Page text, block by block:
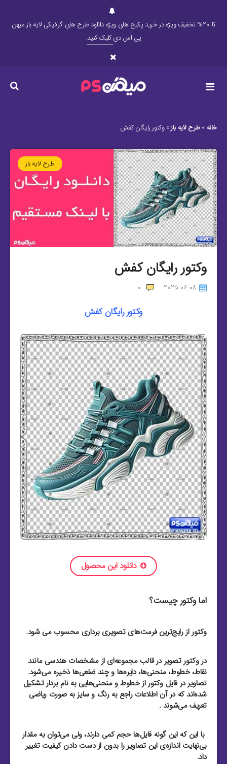
تا 20% تخفیف ویژه در خرید پکیج های ویژه دانلود طرح های گرافیکی لایه باز میهن
پی اس دیکلیک کنید.
خانه »طرح لایه باز»وکتور رایگان کفش
طرح لایه باز
وکتور رایگان کفش
2025-06-08
0
وکتور رایگان کفش
دانلود این محصول
اما وکتور چیست؟
وکتور از رایج‌ترین فرمت‌های تصویری برداری محسوب می شود.
در وکتور تصویر در قالب مجموعه‌ای از مشخصات هندسی مانند
نقاط، خطوط، منحنی‌ها، دایره‌ها و چند ضلعی‌ها ذخیره می‌شود.
تصاویر در فایل وکتور از خطوط و منحنی‌هایی به نام بردار تشکیل
شده‌اند که در آن اطلاعات راجع به رنگ و سایز به صورت ریاضی
تعریف می‌شوند .
با این که این گونه فایل‌ها حجم کمی دارند، ولی می‌توان به مقدار
بی‌نهایت اندازه‌ی این تصاویر را بدون از دست دادن کیفیت تغییر
داد.